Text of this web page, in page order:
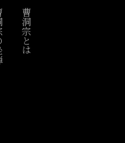
曹洞宗とは